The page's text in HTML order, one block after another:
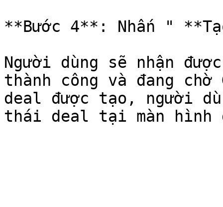
**Bước 4**: Nhấn "
Người dùng sẽ nhận
thành công và đang
deal được tạo, người